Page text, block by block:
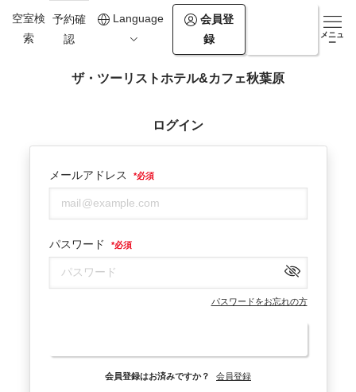
空室検
索
予約確
認
Language
会員登
録
メニュ
ー
ザ・ツーリストホテル&カフェ秋葉原
ログイン
メールアドレス *必須
パスワード *必須
パスワードをお忘れの方
会員登録はお済みですか？ 会員登録